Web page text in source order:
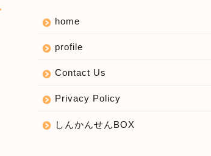
home
profile
Contact Us
Privacy Policy
しんかんせんBOX